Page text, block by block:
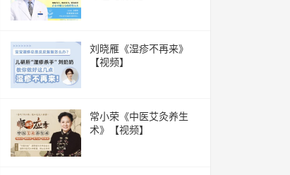
刘晓雁《湿疹不再来》
【视频】
常小荣《中医艾灸养生
术》【视频】